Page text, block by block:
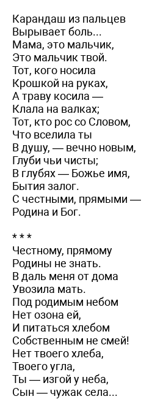
Карандаш из пальцев
Вырывает боль...
Мама, это мальчик,
Это мальчик твой.
Тот, кого носила
Крошкой на руках,
А траву косила —
Клала на валках;
Тот, кто рос со Словом,
Что вселила ты
В душу, — вечно новым,
Глуби чьи чисты;
В глубях — Божье имя,
Бытия залог.
С честными, прямыми —
Родина и Бог.
* * *
Честному, прямому
Родины не знать.
В даль меня от дома
Увозила мать.
Под родимым небом
Нет озона ей,
И питаться хлебом
Собственным не смей!
Нет твоего хлеба,
Твоего угла,
Ты — изгой у неба,
Сын — чужак села...